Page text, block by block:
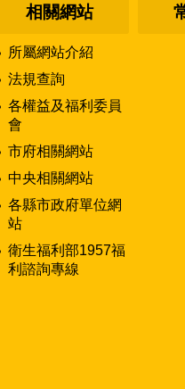
相關網站
所屬網站介紹
法規查詢
各權益及福利委員
會
市府相關網站
中央相關網站
各縣市政府單位網
站
衛生福利部1957福
利諮詢專線